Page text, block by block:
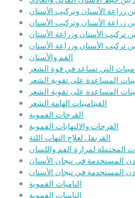
زراعة الأسنان وتركيب الأسنان
زراعة الأسنان وتركيب الأسنان
تركيب الأسنان وزراعة الأسنان
تركيب الأسنان وزراعة الأسنان
الفم والأسنان
التي تساعد في قوة الشعر
المساعدة على تقوية الشعر
المساعدة على تقوية الشعر
الفيتامينات الهامة الشعر
القرحات الفموية
القرحات والالتهابات الفموية
القرنفل لعلاج التهاب اللثة
المحتملة لمرارة الفم واللسان
المستخدمة في تيجان الأسنان
المستخدمة في تيجان الأسنان
الناميات الفموية
الناميات الفموية